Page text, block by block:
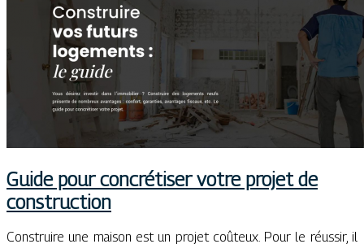
Guide pour concrétiser votre projet de
construction
Construire une maison est un projet coûteux. Pour le réussir, il